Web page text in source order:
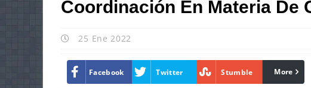
Coordinación En Materia De
25 Ene 2022
Facebook Twitter Stumble More